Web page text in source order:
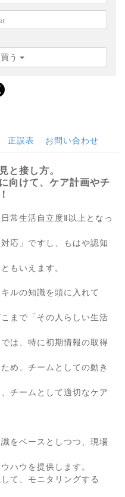
う
正誤表 お問い合わせ
と接し方。
向けて、ケア計画やチ
常生活自立度Ⅱ以上となっ
応」ですし、もはや認知
もいえます。
ルの知識を頭に入れて
まで「その人らしい生活
は、特に初期情報の取得
め、チームとしての動き
チームとして適切なケア
をベースとしつつ、現場
ハウを提供します。
て、モニタリングする